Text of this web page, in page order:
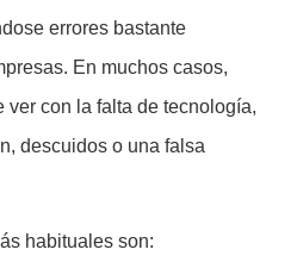
errores bastante
En muchos casos,
ver con la falta de tecnología,
descuidos o una falsa
habituales son: